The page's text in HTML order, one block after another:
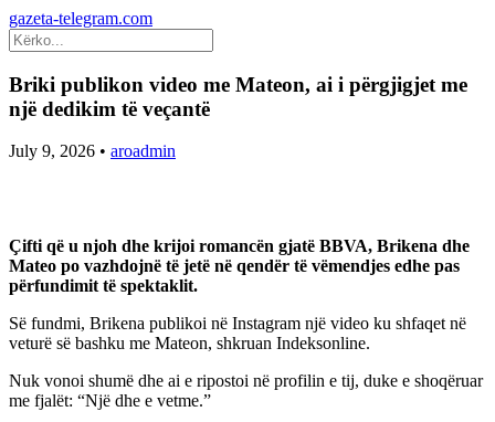
gazeta-telegram.com
Briki publikon video me Mateon, ai i përgjigjet me
një dedikim të veçantë
July 9, 2026 • aroadmin
Çifti që u njoh dhe krijoi romancën gjatë BBVA, Brikena dhe
Mateo po vazhdojnë të jetë në qendër të vëmendjes edhe pas
përfundimit të spektaklit.
Së fundmi, Brikena publikoi në Instagram një video ku shfaqet në
veturë së bashku me Mateon, shkruan Indeksonline.
Nuk vonoi shumë dhe ai e ripostoi në profilin e tij, duke e shoqëruar
me fjalët: “Një dhe e vetme.”